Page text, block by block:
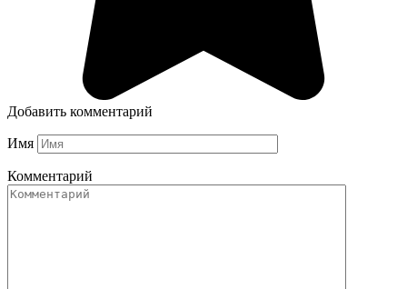
Добавить комментарий
Имя
Комментарий